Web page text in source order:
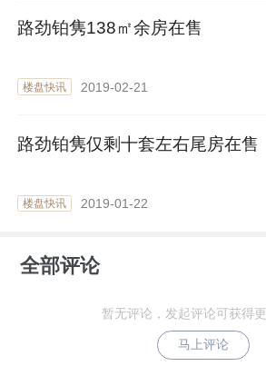
路劲铂隽138㎡余房在售
楼盘快讯 2019-02-21
路劲铂隽仅剩十套左右尾房在售
楼盘快讯 2019-01-22
全部评论
暂无评论，发起评论可获得
马上评论